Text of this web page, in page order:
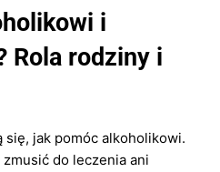
i
Rola rodziny i
się, jak pomóc alkoholikowi.
do leczenia ani